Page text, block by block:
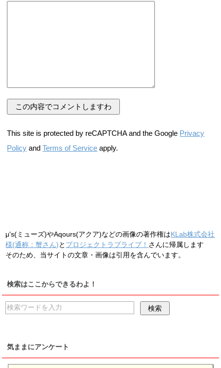
This site is protected by reCAPTCHA and the Google Privacy
Policy andTerms of Service apply.
μ's(ミューズ)やAqours(アクア)などの画像の著作権はKLab株式会社
様(通称：蟹さん)と プロジェクトラブライブ！ さんに帰属します
そのため、当サイトの文章・画像は引用を含んでいます。
検索はここからできるわよ！
気ままにアンケート